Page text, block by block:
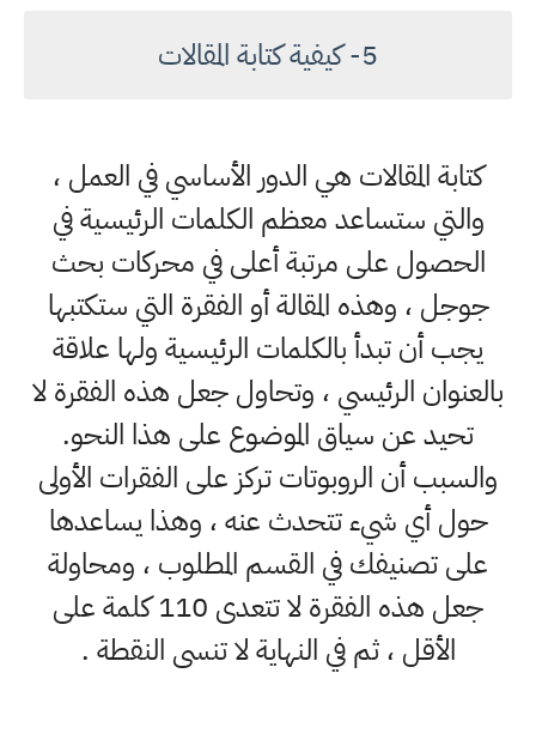
5- كيفية كتابة المقالات
كتابة المقالات هي الدور الأساسي في العمل ،
والتي ستساعد معظم الكلمات الرئيسية في
الحصول على مرتبة أعلى في محركات بحث
جوجل ، وهذه المقالة أو الفقرة التي ستكتبها
يجب أن تبدأ بالكلمات الرئيسية ولها علاقة
بالعنوان الرئيسي ، وتحاول جعل هذه الفقرة لا
تحيد عن سياق الموضوع على هذا النحو.
والسبب أن الروبوتات تركز على الفقرات الأولى
حول أي شيء تتحدث عنه ، وهذا يساعدها
على تصنيفك في القسم المطلوب ، ومحاولة
جعل هذه الفقرة لا تتعدى 110 كلمة على
الأقل ، ثم في النهاية لا تنسى النقطة .